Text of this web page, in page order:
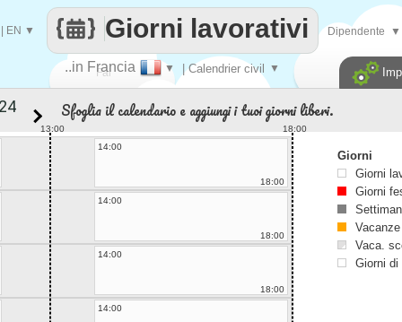
Fai
..in Francia ▼ | Calendrier civil ▼
Giorni lavorativi
EN ▼ Dipendente ▼
Sfoglia il calendario e aggiungi i tuoi giorni liberi.
13:00
18:00
14:00
18:00
14:00
18:00
14:00
18:00
14:00
Giorni
Giorni
Giorni
Vacanze
Vaca.
Giorni